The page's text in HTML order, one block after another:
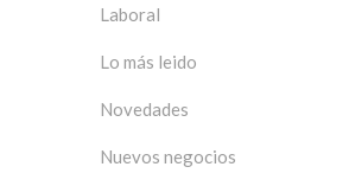
Laboral
Lo más leido
Novedades
Nuevos negocios